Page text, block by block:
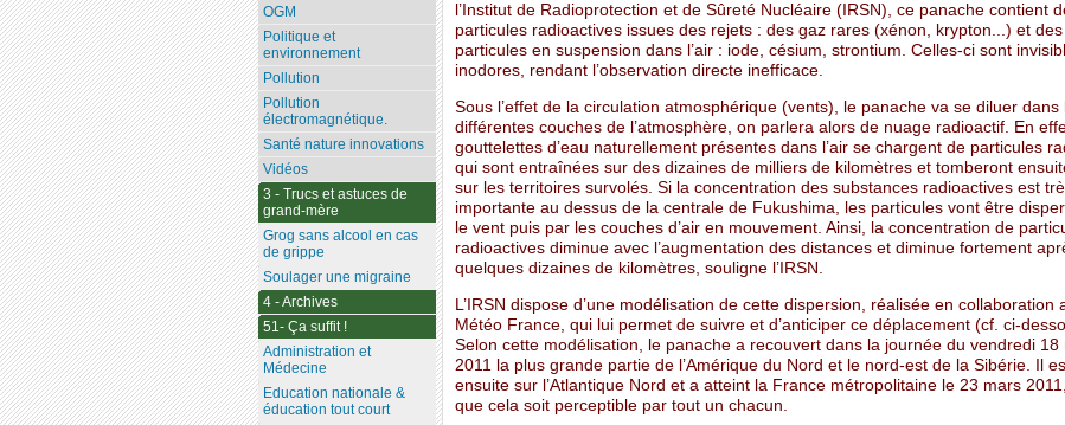
l’Institut de Radioprotection et de Sûreté Nucléaire (IRSN), ce panache contient
particules radioactives issues des rejets : des gaz rares (xénon, krypton...) et des
particules en suspension dans l’air : iode, césium, strontium. Celles-ci sont
inodores, rendant l’observation directe inefficace.
Sous l’effet de la circulation atmosphérique (vents), le panache va se diluer dans
différentes couches de l’atmosphère, on parlera alors de nuage radioactif. En
gouttelettes d’eau naturellement présentes dans l’air se chargent de particules
qui sont entraînées sur des dizaines de milliers de kilomètres et tomberont
sur les territoires survolés. Si la concentration des substances radioactives est
importante au dessus de la centrale de Fukushima, les particules vont être
le vent puis par les couches d’air en mouvement. Ainsi, la concentration de
radioactives diminue avec l’augmentation des distances et diminue fortement
quelques dizaines de kilomètres, souligne l’IRSN.
L’IRSN dispose d’une modélisation de cette dispersion, réalisée en collaboration
Météo France, qui lui permet de suivre et d’anticiper ce déplacement (cf. ci-
Selon cette modélisation, le panache a recouvert dans la journée du vendredi 18
2011 la plus grande partie de l’Amérique du Nord et le nord-est de la Sibérie. Il
ensuite sur l’Atlantique Nord et a atteint la France métropolitaine le 23 mars
que cela soit perceptible par tout un chacun.
OGM
Politique et
environnement
Pollution
Pollution
électromagnétique.
Santé nature innovations
Vidéos
3 - Trucs et astuces de
grand-mère
Grog sans alcool en cas
de grippe
Soulager une migraine
4 - Archives
51- Ça suffit !
Administration et
Médecine
Education nationale &
éducation tout court